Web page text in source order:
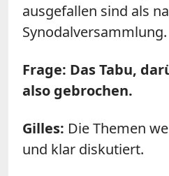
ausgefallen sind als
Synodalversammlung.
Frage: Das Tabu,
also gebrochen.
Gilles: Die Themen
und klar diskutiert.